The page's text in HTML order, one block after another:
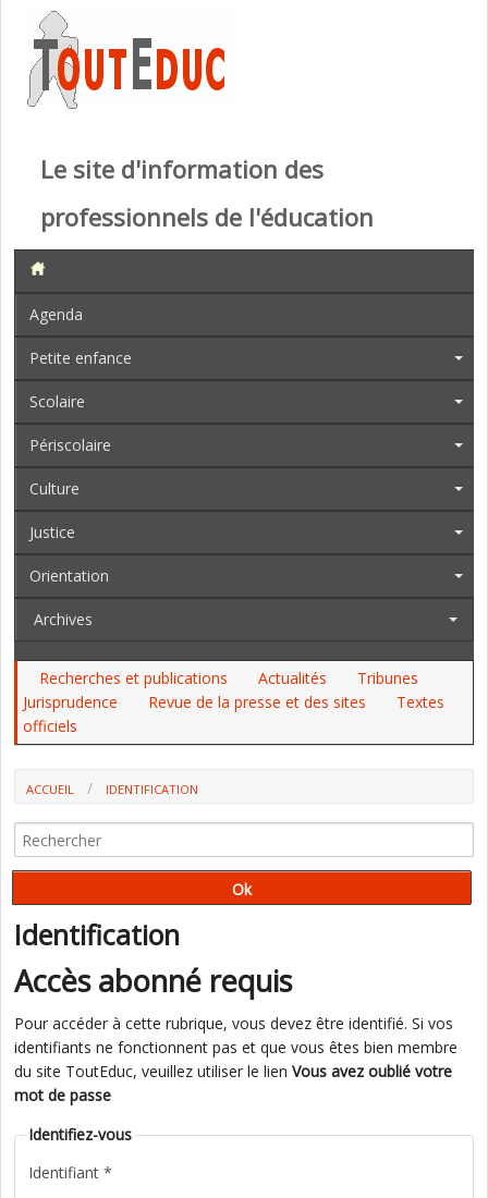
Le site d'information des
professionnels de l'éducation
Agenda
Petite enfance
Scolaire
Périscolaire
Culture
Justice
Orientation
Archives
Recherches et publications Actualités
Tribunes
Jurisprudence
Revue de la presse et des sites
Textes
officiels
ACCUEIL IDENTIFICATION
Identification
Accès abonné requis
Pour accéder à cette rubrique, vous devez être identifié. Si vos
identifiants ne fonctionnent pas et que vous êtes bien membre
du site ToutEduc, veuillez utiliser le lien Vous avez oublié votre
mot de passe
Identifiez-vous
Identifiant *